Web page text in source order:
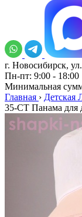
г. Новосибирск,
Пн-пт: 9:00 - 18:00
Минимальная
Главная › Детская
35-CT Панама для